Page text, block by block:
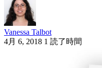
Vanessa Talbot
4月 6, 2018 1 読了時間